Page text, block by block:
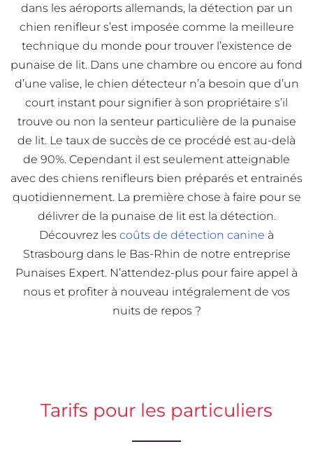
dans les aéroports allemands, la détection par un
chien renifleur s’est imposée comme la meilleure
technique du monde pour trouver l’existence de
punaise de lit. Dans une chambre ou encore au fond
d’une valise, le chien détecteur n’a besoin que d’un
court instant pour signifier à son propriétaire s’il
trouve ou non la senteur particulière de la punaise
de lit. Le taux de succès de ce procédé est au-delà
de 90%. Cependant il est seulement atteignable
avec des chiens renifleurs bien préparés et entrainés
quotidiennement. La première chose à faire pour se
délivrer de la punaise de lit est la détection.
Découvrez les coûts de détection canine à
Strasbourg dans le Bas-Rhin de notre entreprise
Punaises Expert. N’attendez-plus pour faire appel à
nous et profiter à nouveau intégralement de vos
nuits de repos ?
Tarifs pour les particuliers